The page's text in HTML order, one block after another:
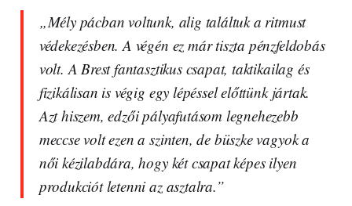
„Mély pácban voltunk, alig találtuk a ritmust
védekezésben. A végén ez már tiszta pénzfeldobás
volt. A Brest fantasztikus csapat, taktikailag és
fizikálisan is végig egy lépéssel előttünk jártak.
Azt hiszem, edzői pályafutásom legnehezebb
meccse volt ezen a szinten, de büszke vagyok a
női kézilabdára, hogy két csapat képes ilyen
produkciót letenni az asztalra.”